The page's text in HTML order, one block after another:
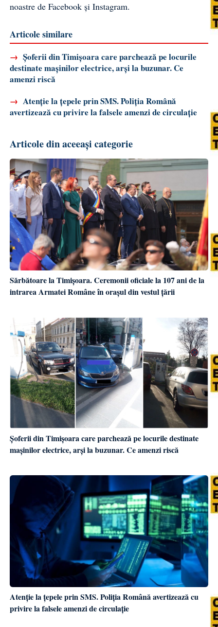
noastre de Facebook și Instagram.
Articole similare
→ Șoferii din Timișoara care parchează pe locurile
destinate mașinilor electrice, arși la buzunar. Ce
amenzi riscă
→ Atenție la țepele prin SMS. Poliția Română
avertizează cu privire la falsele amenzi de circulație
Articole din aceeași categorie
Sărbătoare la Timișoara. Ceremonii oficiale la 107 ani de la
intrarea Armatei Române în orașul din vestul țării
Șoferii din Timișoara care parchează pe locurile destinate
mașinilor electrice, arși la buzunar. Ce amenzi riscă
Atenție la țepele prin SMS. Poliția Română avertizează cu
privire la falsele amenzi de circulație